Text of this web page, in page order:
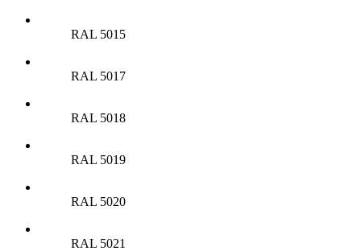
RAL 5015
RAL 5017
RAL 5018
RAL 5019
RAL 5020
RAL 5021